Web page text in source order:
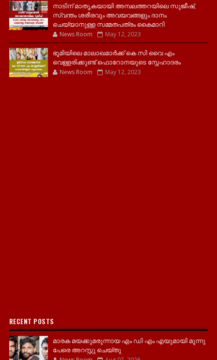
നാടിന് മാതൃകയായി അമ്പലത്തറയിലെ സുജീഷ്,
സ്വന്തം ശരീരവും അവയവങ്ങളും ദാനം
ചെയ്യാനുള്ള സമ്മതപത്രം കൈമാറി
News Room May 12, 2023
ഭൂമിയിലെ മാലാഖമാർക്ക് കെ സി വൈ എം
വെള്ളരിക്കുണ്ട് ഫൊറോനയുടെ സ്നേഹാദരം
News Room May 12, 2023
RECENT POSTS
മാരക മയക്കുമരുന്നായ എം ഡി എം എയുമായി മൂന്നു
പേരെ അറസ്റ്റു ചെയ്തു